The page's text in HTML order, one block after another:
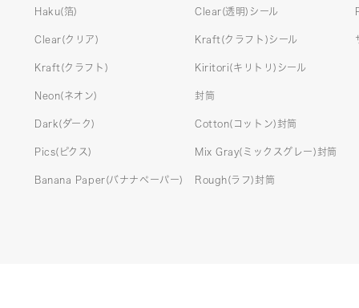
Haku(箔)
Clear(クリア)
Kraft(クラフト)
Neon(ネオン)
Dark(ダーク)
Pics(ピクス)
Banana Paper(バナナペーパー)
Clear(透明)シール
Kraft(クラフト)シール
Kiritori(キリトリ)シール
封筒
Cotton(コットン)封筒
Mix Gray(ミックスグレー)封筒
Rough(ラフ)封筒